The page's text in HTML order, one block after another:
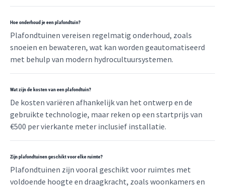
Hoe onderhoud je een plafondtuin?
Plafondtuinen vereisen regelmatig onderhoud, zoals
snoeien en bewateren, wat kan worden geautomatiseerd
met behulp van modern hydrocultuursystemen.
Wat zijn de kosten van een plafondtuin?
De kosten variëren afhankelijk van het ontwerp en de
gebruikte technologie, maar reken op een startprijs van
€500 per vierkante meter inclusief installatie.
Zijn plafondtuinen geschikt voor elke ruimte?
Plafondtuinen zijn vooral geschikt voor ruimtes met
voldoende hoogte en draagkracht, zoals woonkamers en